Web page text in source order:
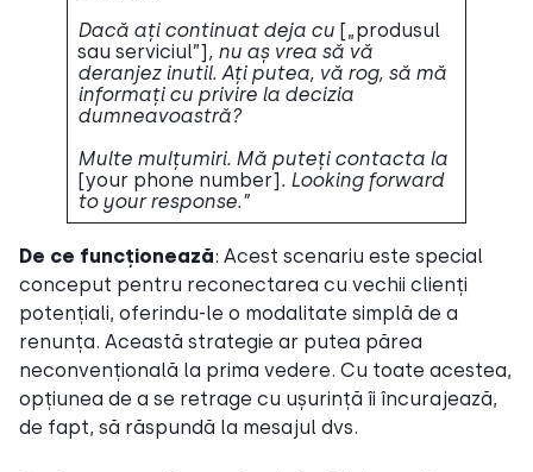
Dacă ați continuat deja cu [„produsul
sau serviciul”], nu aș vrea să vă
deranjez inutil. Ați putea, vă rog, să mă
informați cu privire la decizia
dumneavoastră?
Multe mulțumiri. Mă puteți contacta la
[your phone number]. Looking forward
to your response.”
De ce funcționează: Acest scenariu este special
conceput pentru reconectarea cu vechii clienți
potențiali, oferindu-le o modalitate simplă de a
renunța. Această strategie ar putea părea
neconvențională la prima vedere. Cu toate acestea,
opțiunea de a se retrage cu ușurință îi încurajează,
de fapt, să răspundă la mesajul dvs.